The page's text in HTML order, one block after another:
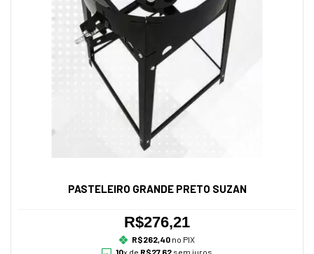
PASTELEIRO GRANDE PRETO SUZAN
R$276,21
R$262,40 no PIX
10x de R$27,62sem juros